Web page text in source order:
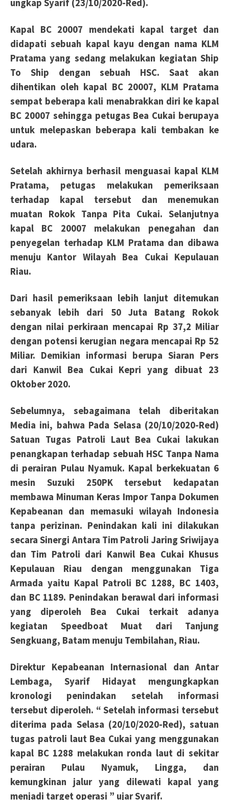
ungkap Syarif (23/10/2020-Red).
Kapal BC 20007 mendekati kapal target dan
didapati sebuah kapal kayu dengan nama KLM
Pratamayang sedang melakukan kegiatan Ship
To Ship dengan sebuah HSC. Saat akan
dihentikan oleh kapal BC 20007, KLM Pratama
sempat beberapa kali menabrakkan diri ke kapal
BC 20007 sehingga petugas Bea Cukai berupaya
untuk melepaskan beberapa kali tembakan ke
udara.
Setelah akhirnya berhasil menguasai kapal KLM
Pratama, petugas melakukan pemeriksaan
terhadap kapal tersebut dan menemukan
muatan Rokok Tanpa Pita Cukai. Selanjutnya
kapal BC 20007 melakukan penegahan dan
penyegelan terhadap KLM Pratama dan dibawa
menuju Kantor Wilayah Bea Cukai Kepulauan
Riau.
Dari hasil pemeriksaan lebih lanjut ditemukan
sebanyak lebih dari 50 Juta Batang Rokok
dengan nilai perkiraan mencapai Rp 37,2 Miliar
dengan potensi kerugian negara mencapai Rp 52
Miliar. Demikian informasi berupa Siaran Pers
dari Kanwil Bea Cukai Kepri yang dibuat 23
Oktober 2020.
Sebelumnya, sebagaimana telah diberitakan
Media ini, bahwa Pada Selasa (20/10/2020-Red)
Satuan Tugas Patroli Laut Bea Cukai lakukan
penangkapan terhadap sebuah HSC Tanpa Nama
di perairan Pulau Nyamuk. Kapal berkekuatan 6
mesin Suzuki 250PK tersebut kedapatan
membawa Minuman Keras Impor Tanpa Dokumen
Kepabeanan dan memasuki wilayah Indonesia
tanpa perizinan. Penindakan kali ini dilakukan
secara Sinergi Antara Tim Patroli Jaring Sriwijaya
dan Tim Patroli dari Kanwil Bea Cukai Khusus
Kepulauan Riau dengan menggunakan Tiga
Armada yaitu Kapal Patroli BC 1288, BC 1403,
dan BC 1189. Penindakan berawal dari informasi
yang diperoleh Bea Cukai terkait adanya
kegiatan Speedboat Muat dari Tanjung
Sengkuang, Batam menuju Tembilahan, Riau.
Direktur Kepabeanan Internasional dan Antar
Lembaga, Syarif Hidayat mengungkapkan
kronologi penindakan setelah informasi
tersebut diperoleh. “ Setelah informasi tersebut
diterima pada Selasa (20/10/2020-Red), satuan
tugas patroli laut Bea Cukai yang menggunakan
kapal BC 1288 melakukan ronda laut di sekitar
perairan Pulau Nyamuk, Lingga, dan
kemungkinan jalur yang dilewati kapal yang
menjadi target operasi ” ujar Syarif.